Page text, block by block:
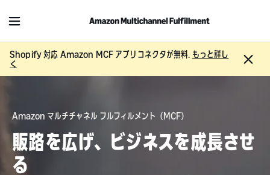
M
n
u
Shopify 対応 Amazon MCF アプリコネクタが無料. もっと詳し
く
C
Amazon マルチチャネル フルフィルメント（MCF）
販路を広げ、ビジネスを成長させ
る